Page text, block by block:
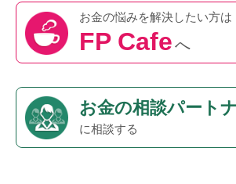
お金の悩みを解決したい方は
FP Cafeへ
お金の相談パート
に相談する